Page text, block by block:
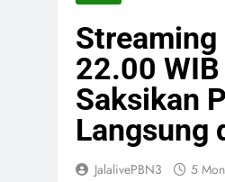
22.00
Saksikan
Langsung
JalalivePBN3 5